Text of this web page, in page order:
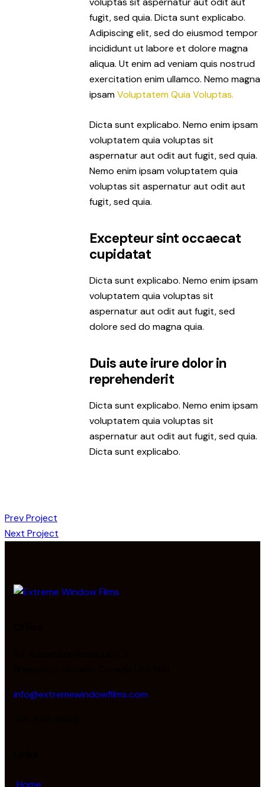
fugit, sed quia. Dicta sunt explicabo.
Adipiscing elit, sed do eiusmod tempor
incididunt ut labore et dolore magna
aliqua. Ut enim ad veniam quis nostrud
exercitation enim ullamco. Nemo magna
ipsamVoluptatem Quia Voluptas.
Dicta sunt explicabo. Nemo enim ipsam
voluptatem quia voluptas sit
aspernatur aut odit aut fugit, sed quia.
Nemo enim ipsam voluptatem quia
voluptas sit aspernatur aut odit aut
fugit, sed quia.
Excepteur sint occaecat
cupidatat
Dicta sunt explicabo. Nemo enim ipsam
voluptatem quia voluptas sit
aspernatur aut odit aut fugit, sed
dolore sed do magna quia.
Duis aute irure dolor in
reprehenderit
Dicta sunt explicabo. Nemo enim ipsam
voluptatem quia voluptas sit
aspernatur aut odit aut fugit, sed quia.
Dicta sunt explicabo.
Prev Project
Next Project
info@extremewindowfilms.com
Home